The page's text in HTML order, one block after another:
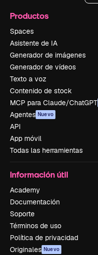
Productos
Spaces
Asistente de IA
Generador de imágenes
Generador de vídeos
Texto a voz
Contenido de stock
MCP para Claude/ChatGPT
Agentes Nuevo
API
App móvil
Todas las herramientas
Información útil
Academy
Documentación
Soporte
Términos de uso
Política de privacidad
Originales Nuevo